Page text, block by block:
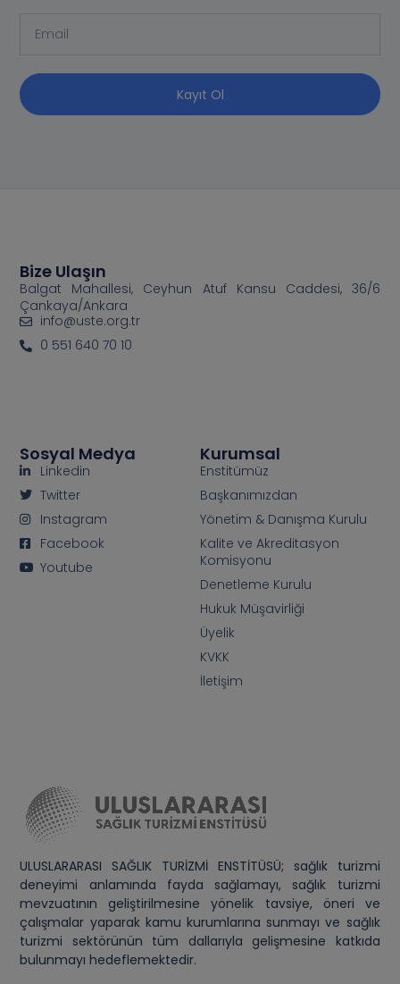
Kayıt Ol
ULUSLARARASI SAĞLIK TURİZMİ ENSTİTÜSÜ; sağlık turizmi
deneyimi anlamında fayda sağlamayı, sağlık turizmi
mevzuatının geliştirilmesine yönelik tavsiye, öneri ve
çalışmalar yaparak kamu kurumlarına sunmayı ve sağlık
turizmi sektörünün tüm dallarıyla gelişmesine katkıda
bulunmayı hedeflemektedir.
Kurumsal
Enstitümüz
Başkanımızdan
Yönetim & Danışma Kurulu
Kalite ve Akreditasyon
Komisyonu
Denetleme Kurulu
Hukuk Müşavirliği
Üyelik
KVKK
İletişim
Sosyal Medya
Linkedin
Twitter
Instagram
Facebook
Youtube
Bize Ulaşın
Balgat Mahallesi, Ceyhun Atuf Kansu Caddesi, 36/6
Çankaya/Ankara
info@uste.org.tr
0 551 640 70 10